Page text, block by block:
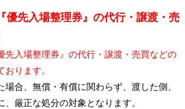
優先入場整理券』の代行・譲渡・売
先入場整理券』の代行・譲渡・売買などの
ります。
合、無償・有償に関わらず、渡した側、
厳正な処分の対象となります。